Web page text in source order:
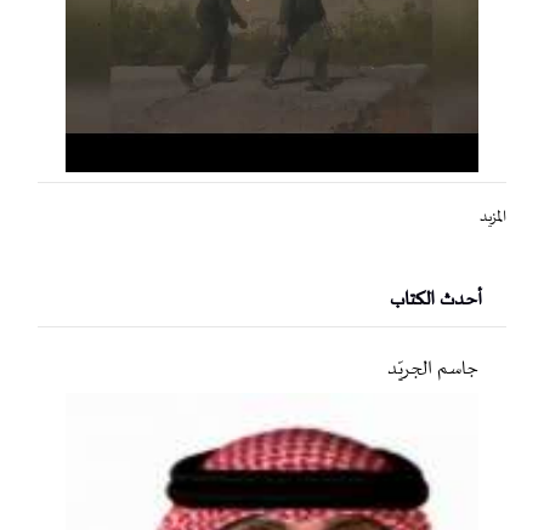
المزيد
أحدث الكتاب
جاسم الجريّد